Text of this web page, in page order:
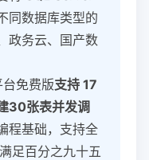
同数据库类型的
政务云、国产数
免费版支持 17
30张表并发调
程基础，支持全
足百分之九十五